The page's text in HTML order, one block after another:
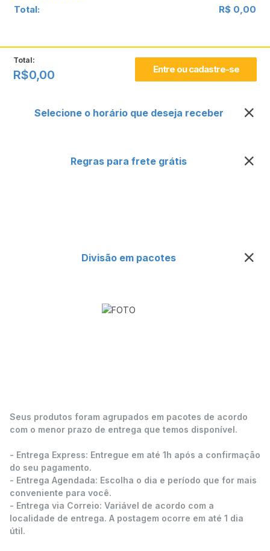
Total: R$ 0,00
Total:
R$0,00 Entre ou cadastre-se
Selecione o horário que deseja receber
Regras para frete grátis
Divisão em pacotes
Seus produtos foram agrupados em pacotes de acordo
com o menor prazo de entrega que temos disponível.
- Entrega Express: Entregue em até 1h após a confirmação
do seu pagamento.
- Entrega Agendada: Escolha o dia e período que for mais
conveniente para você.
- Entrega via Correio: Variável de acordo com a
localidade de entrega. A postagem ocorre em até 1 dia
útil.